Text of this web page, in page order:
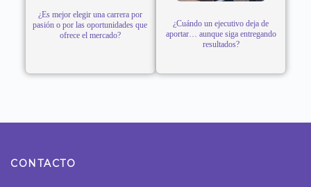
¿Es mejor elegir una carrera por
pasión o por las oportunidades que
ofrece el mercado?
¿Cuándo un ejecutivo deja de
aportar… aunque siga entregando
resultados?
CONTACTO